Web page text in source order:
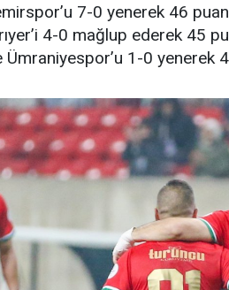
7-0 yenerek 46
4-0 mağlup ederek 45
1-0 yenerek